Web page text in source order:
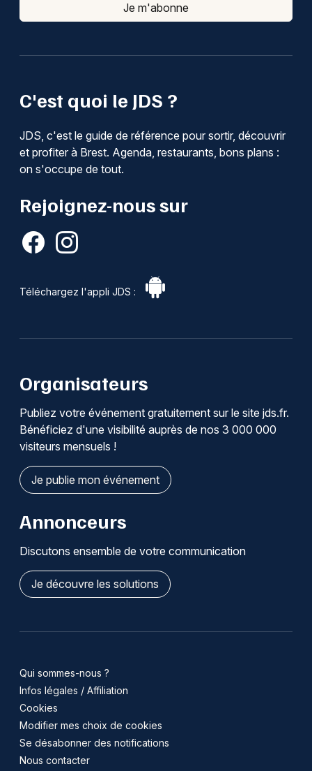
C'est quoi le JDS ?
JDS, c'est le guide de référence pour sortir, découvrir
et profiter à Brest. Agenda, restaurants, bons plans :
on s'occupe de tout.
Rejoignez-nous sur
Téléchargez l'appli JDS :
Je m'abonne
Organisateurs
Publiez votre événement gratuitement sur le site jds.fr.
Bénéficiez d'une visibilité auprès de nos 3 000 000
visiteurs mensuels !
Je publie mon événement
Annonceurs
Discutons ensemble de votre communication
Je découvre les solutions
Qui sommes-nous ?
Infos légales / Affiliation
Cookies
Modifier mes choix de cookies
Se désabonner des notifications
Nous contacter